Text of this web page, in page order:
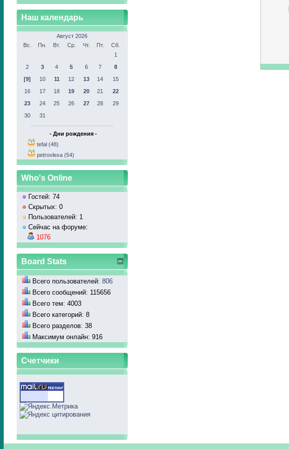
Наш календарь
Август 2026
Вс.
Пн. Вт. Ср. Чт. Пт.
Сб.
1
2
3 4 5 6 7
8
[9]
10 11 12 13 14
15
16
17 18 19 20 21
22
23
24 25 26 27 28
29
30
31
- Дни рождения -
tefal (48)
petrovlexa (54)
Who's Online
Гостей: 74
Скрытых: 0
Пользователей: 1
Сейчас на форуме:
1076
Board Stats
Всего пользователей:806
Всего сообщений: 115656
Всего тем: 4003
Всего категорий: 8
Всего разделов: 38
Максимум онлайн: 916
Счетчики